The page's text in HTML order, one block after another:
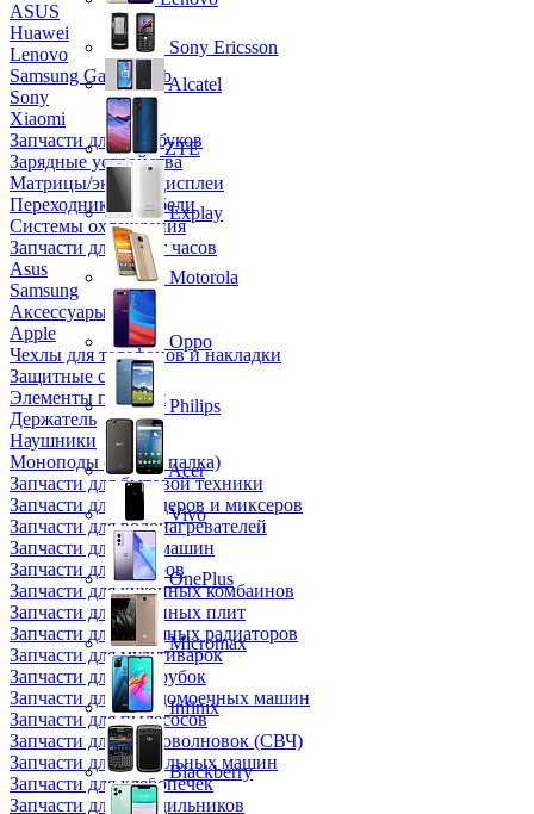
ASUS
Huawei
Lenovo
Samsung Galaxy Tab
Sony
Xiaomi
Запчасти для ноутбуков
Зарядные устройства
Матрицы/экраны/дисплеи
Переходники и кабели
Системы охлаждения
Запчасти для смарт часов
Asus
Samsung
Аксессуары
Apple
Чехлы для телефонов и накладки
Защитные стекла
Элементы питания
Держатель
Наушники
Моноподы (Селфи палка)
Запчасти для бытовой техники
Запчасти для блендеров и миксеров
Запчасти для водонагревателей
Запчасти для кофемашин
Запчасти для кулеров
Запчасти для кухонных комбаинов
Запчасти для кухонных плит
Запчасти для масляных радиаторов
Запчасти для мультиварок
Запчасти для мясорубок
Запчасти для посудомоечных машин
Запчасти для пылесосов
Запчасти для микроволновок (СВЧ)
Запчасти для стиральных машин
Запчасти для хлебопечек
Запчасти для холодильников
Sony Ericsson
Alcatel
ZTE
Explay
Motorola
Oppo
Philips
Acer
Vivo
OnePlus
Micromax
Infinix
Blackberry